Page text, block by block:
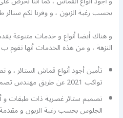
بحسب رغبة الزبون ، و وفرنا لكم ستائر
و هناك أيضا أنواع و خدمات متنوعة
النزهة ، و من هذه الخدمات أنها تقوم
تأمين أجود أنواع قماش الستائر ،
تواكب 2021 عن طريق مهندس تصميم و
تصميم ستائر غصرية ذات طبقات و
الجلوس بحسب رغبة الزبون و مقدمة